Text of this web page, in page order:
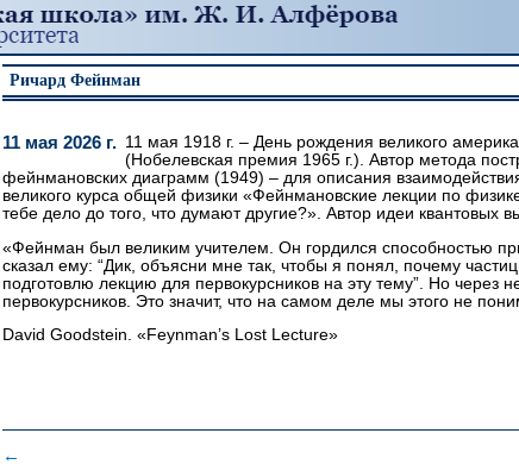
Ричард Фейнман
11 мая 2026 г. 11 мая 1918 г. – День рождения великого
(Нобелевская премия 1965 г.). Автор метода
фейнмановских диаграмм (1949) – для описания
великого курса общей физики «Фейнмановские лекции по
тебе дело до того, что думают другие?». Автор идеи квантовых
«Фейнман был великим учителем. Он гордился способностью
сказал ему: “Дик, объясни мне так, чтобы я понял, почему
подготовлю лекцию для первокурсников на эту тему”. Но через
первокурсников. Это значит, что на самом деле мы этого не
David Goodstein. «Feynman’s Lost Lecture»
←